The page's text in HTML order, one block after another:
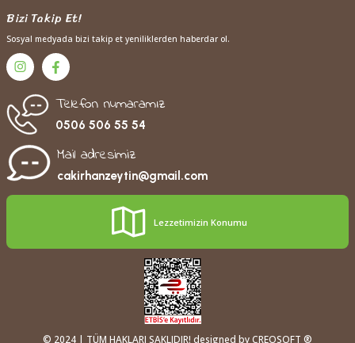
Bizi Takip Et!
Sosyal medyada bizi takip et yeniliklerden haberdar ol.
Telefon numaramız
0506 506 55 54
Mail adresimiz
cakirhanzeytin@gmail.com
Lezzetimizin Konumu
© 2024 | TÜM HAKLARI SAKLIDIR! designed by CREOSOFT ®